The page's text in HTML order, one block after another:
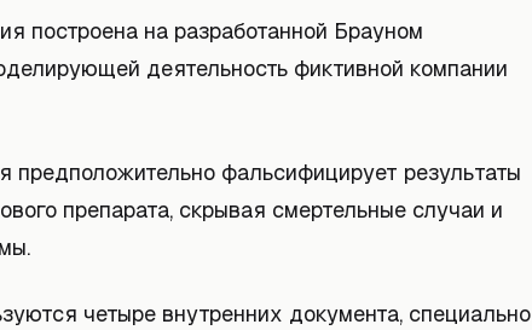
построена на разработанной Брауном
деятельность фиктивной компании
предположительно фальсифицирует результаты
препарата, скрывая смертельные случаи и
четыре внутренних документа, специально